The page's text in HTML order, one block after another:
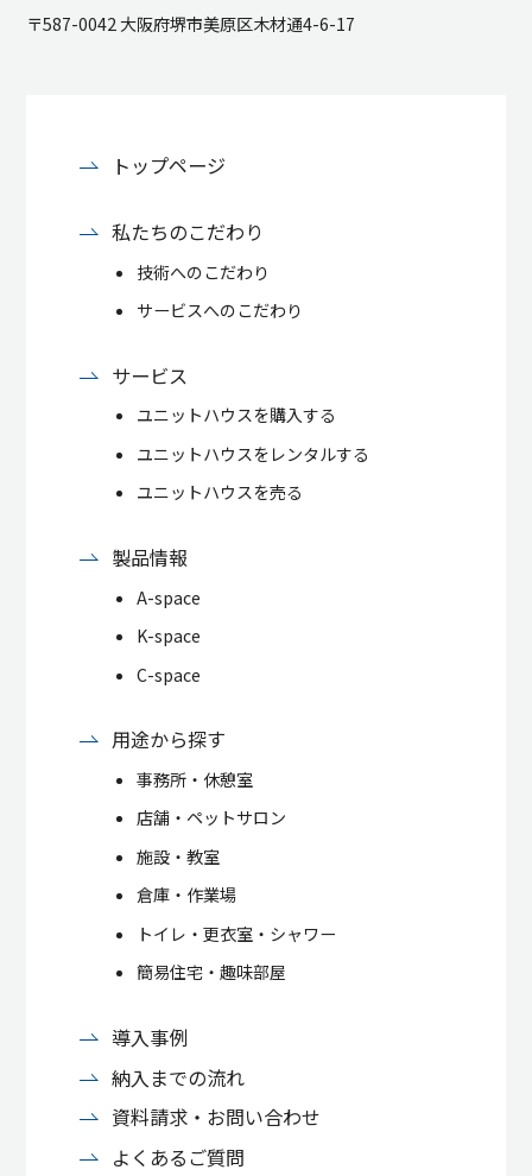
〒587-0042 大阪府堺市美原区木材通4-6-17
トップページ
私たちのこだわり
技術へのこだわり
サービスへのこだわり
サービス
ユニットハウスを購入する
ユニットハウスをレンタルする
ユニットハウスを売る
製品情報
A-space
K-space
C-space
用途から探す
事務所・休憩室
店舗・ペットサロン
施設・教室
倉庫・作業場
トイレ・更衣室・シャワー
簡易住宅・趣味部屋
導入事例
納入までの流れ
資料請求・お問い合わせ
よくあるご質問